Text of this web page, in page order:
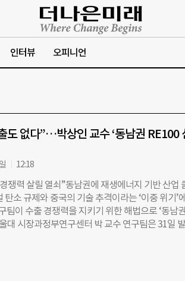
인터뷰 오피니언
도 없다”…박상인 교수 ‘동남권 RE100
12:18
쟁력 살릴 열쇠”동남권에 재생에너지 기반 산업
소 규제와 중국의 기술 추격이라는 ‘이중 위기’
팀이 수출 경쟁력을 지키기 위한 해법으로 ‘동남
대 시장과정부연구센터 박 교수 연구팀은 31일